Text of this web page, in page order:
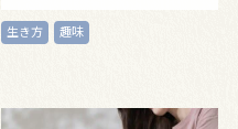
生き方 趣味